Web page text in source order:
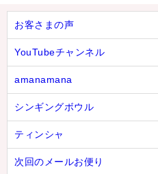
お客さまの声
YouTubeチャンネル
amanamana
シンギングボウル
ティンシャ
次回のメールお便り